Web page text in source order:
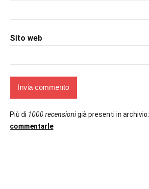
Sito web
Più di 1000 recensionigià presenti in archivio:
commentarle